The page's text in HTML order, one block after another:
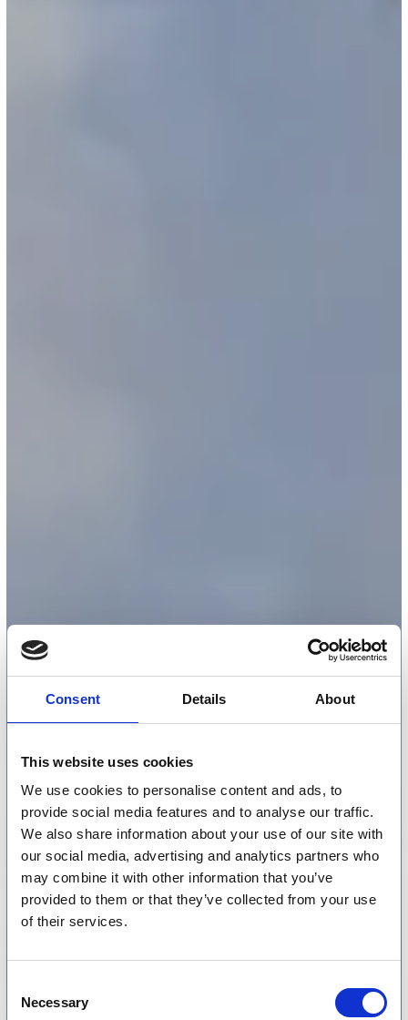
Consent Details About
This website uses cookies
We use cookies to personalise content and ads, to
provide social media features and to analyse our traffic.
We also share information about your use of our site with
our social media, advertising and analytics partners who
may combine it with other information that you’ve
provided to them or that they’ve collected from your use
of their services.
Selection
Necessary